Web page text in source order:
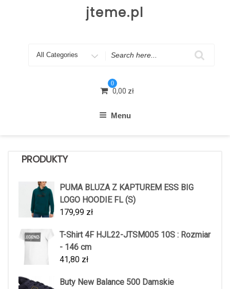
jteme.pl
Search
0
0,00 zł
Menu
PRODUKTY
PUMA BLUZA Z KAPTUREM ESS BIG
LOGO HOODIE FL (S)
179,99 zł
T-Shirt 4F HJL22-JTSM005 10S : Rozmiar
- 146 cm
41,80 zł
Buty New Balance 500 Damskie